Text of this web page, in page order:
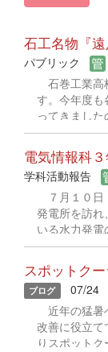
石工名物『
パブリック
石巻工業高
す。今年度
ってきまし
１年生は、
ってきまし
の中からハイ
イドさんの案
た。金色堂
ば、売店の
の重みを感じ
た今回の遠
りと眠る生
ら楽しそうに
の仲間や先生
た。この経
て、さらに成長
台市中心部
電気情報科
学科活動報告
７月１０日
発電所を訪
いる水力発
発電技術セ
ただき、生
ることがで
力発電の仕組
大変有意義
スポットク
ブログ 07/24
近年の猛暑
改善に役立て
りスポット